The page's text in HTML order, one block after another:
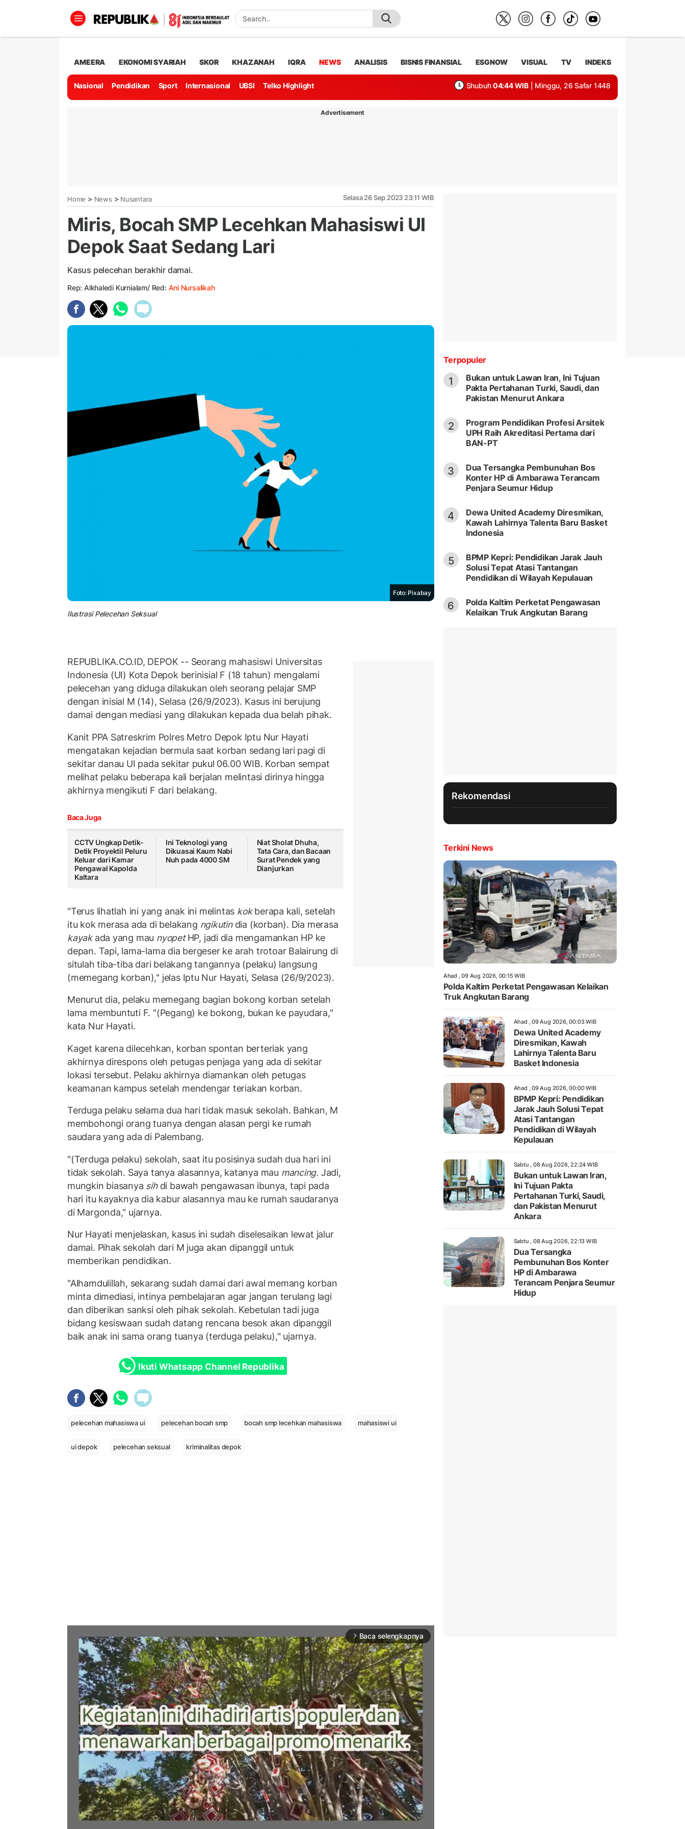
AMEERA EKONOMI SYARIAH SKOR KHAZANAH IQRA NEWS ANALISIS BISNIS FINANSIAL ESGNOW VISUAL TV INDEKS
Nasional Pendidikan Sport Internasional UBSI Telko Highlight Shubuh 04:44 WIB | Minggu, 26 Safar 1448
Advertisement
Home > News > Nusantara Selasa 26 Sep 2023 23:11 WIB
Miris, Bocah SMP Lecehkan Mahasiswi UI
Depok Saat Sedang Lari
Kasus pelecehan berakhir damai.
Rep: Alkhaledi Kurnialam/ Red: Ani Nursalikah
Foto: Pixabay
Ilustrasi Pelecehan Seksual
REPUBLIKA.CO.ID, DEPOK -- Seorang mahasiswi Universitas
Indonesia (UI) Kota Depok berinisial F (18 tahun) mengalami
pelecehan yang diduga dilakukan oleh seorang pelajar SMP
dengan inisial M (14), Selasa (26/9/2023). Kasus ini berujung
damai dengan mediasi yang dilakukan kepada dua belah pihak.
Kanit PPA Satreskrim Polres Metro Depok Iptu Nur Hayati
mengatakan kejadian bermula saat korban sedang lari pagi di
sekitar danau UI pada sekitar pukul 06.00 WIB. Korban sempat
melihat pelaku beberapa kali berjalan melintasi dirinya hingga
akhirnya mengikuti F dari belakang.
Baca Juga
CCTV Ungkap Detik-
Detik Proyektil Peluru
Keluar dari Kamar
Pengawal Kapolda
Kaltara
Ini Teknologi yang
Dikuasai Kaum Nabi
Nuh pada 4000 SM
Niat Sholat Dhuha,
Tata Cara, dan Bacaan
Surat Pendek yang
Dianjurkan
"Terus lihatlah ini yang anak ini melintas kokberapa kali, setelah
itu kok merasa ada di belakang ngikutindia (korban). Dia merasa
kayakada yang mau nyopetHP, jadi dia mengamankan HP ke
depan. Tapi, lama-lama dia bergeser ke arah trotoar Balairung di
situlah tiba-tiba dari belakang tangannya (pelaku) langsung
(memegang korban)," jelas Iptu Nur Hayati, Selasa (26/9/2023).
Menurut dia, pelaku memegang bagian bokong korban setelah
lama membuntuti F. "(Pegang) ke bokong, bukan ke payudara,"
kata Nur Hayati.
Kaget karena dilecehkan, korban spontan berteriak yang
akhirnya direspons oleh petugas penjaga yang ada di sekitar
lokasi tersebut. Pelaku akhirnya diamankan oleh petugas
keamanan kampus setelah mendengar teriakan korban.
Terduga pelaku selama dua hari tidak masuk sekolah. Bahkan, M
membohongi orang tuanya dengan alasan pergi ke rumah
saudara yang ada di Palembang.
"(Terduga pelaku) sekolah, saat itu posisinya sudah dua hari ini
tidak sekolah. Saya tanya alasannya, katanya mau mancing. Jadi,
mungkin biasanya sihdi bawah pengawasan ibunya, tapi pada
hari itu kayaknya dia kabur alasannya mau ke rumah saudaranya
di Margonda," ujarnya.
Nur Hayati menjelaskan, kasus ini sudah diselesaikan lewat jalur
damai. Pihak sekolah dari M juga akan dipanggil untuk
memberikan pendidikan.
"Alhamdulillah, sekarang sudah damai dari awal memang korban
minta dimediasi, intinya pembelajaran agar jangan terulang lagi
dan diberikan sanksi oleh pihak sekolah. Kebetulan tadi juga
bidang kesiswaan sudah datang rencana besok akan dipanggil
baik anak ini sama orang tuanya (terduga pelaku)," ujarnya.
Ikuti Whatsapp Channel Republika
pelecehan mahasiswa ui pelecehan bocah smp bocah smp lecehkan mahasiswa mahasiswi ui
ui depok pelecehan seksual kriminalitas depok
arrow_forward_ios Baca selengkapnya
Terpopuler
1
Bukan untuk Lawan Iran, Ini Tujuan
Pakta Pertahanan Turki, Saudi, dan
Pakistan Menurut Ankara
2
Program Pendidikan Profesi Arsitek
UPH Raih Akreditasi Pertama dari
BAN-PT
3
Dua Tersangka Pembunuhan Bos
Konter HP di Ambarawa Terancam
Penjara Seumur Hidup
4
Dewa United Academy Diresmikan,
Kawah Lahirnya Talenta Baru Basket
Indonesia
5
BPMP Kepri: Pendidikan Jarak Jauh
Solusi Tepat Atasi Tantangan
Pendidikan di Wilayah Kepulauan
6
Polda Kaltim Perketat Pengawasan
Kelaikan Truk Angkutan Barang
Rekomendasi
Terkini News
Ahad , 09 Aug 2026, 00:15 WIB
Polda Kaltim Perketat Pengawasan Kelaikan
Truk Angkutan Barang
Ahad , 09 Aug 2026, 00:03 WIB
Dewa United Academy
Diresmikan, Kawah
Lahirnya Talenta Baru
Basket Indonesia
Ahad , 09 Aug 2026, 00:00 WIB
BPMP Kepri: Pendidikan
Jarak Jauh Solusi Tepat
Atasi Tantangan
Pendidikan di Wilayah
Kepulauan
Sabtu , 08 Aug 2026, 22:24 WIB
Bukan untuk Lawan Iran,
Ini Tujuan Pakta
Pertahanan Turki, Saudi,
dan Pakistan Menurut
Ankara
Sabtu , 08 Aug 2026, 22:13 WIB
Dua Tersangka
Pembunuhan Bos Konter
HP di Ambarawa
Terancam Penjara Seumur
Hidup